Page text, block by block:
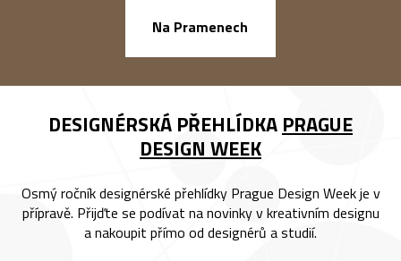
Na Pramenech
DESIGNÉRSKÁ PŘEHLÍDKA PRAGUE
DESIGN WEEK
Osmý ročník designérské přehlídky Prague Design Week je v
přípravě. Přijďte se podívat na novinky v kreativním designu
a nakoupit přímo od designérů a studií.